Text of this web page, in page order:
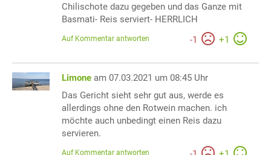
Chilischote dazu gegeben und das Ganze mit
Basmati- Reis serviert- HERRLICH
-1 +1
Auf Kommentar antworten
Limone am 07.03.2021 um 08:45 Uhr
Das Gericht sieht sehr gut aus, werde es
allerdings ohne den Rotwein machen. ich
möchte auch unbedingt einen Reis dazu
servieren.
Auf Kommentar antworten